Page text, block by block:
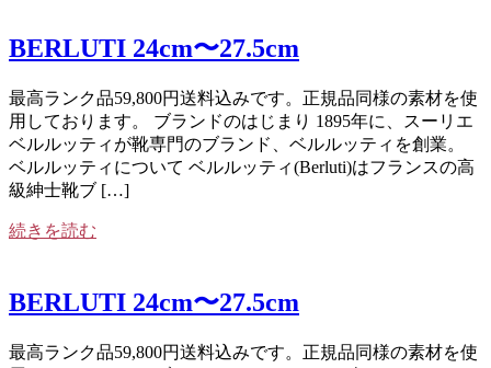
BERLUTI 24cm〜27.5cm
最高ランク品59,800円送料込みです。正規品同様の素材を使
用しております。 ブランドのはじまり 1895年に、スーリエ
ベルルッティが靴専門のブランド、ベルルッティを創業。
ベルルッティについて ベルルッティ(Berluti)はフランスの高
級紳士靴ブ […]
続きを読む
BERLUTI 24cm〜27.5cm
最高ランク品59,800円送料込みです。正規品同様の素材を使